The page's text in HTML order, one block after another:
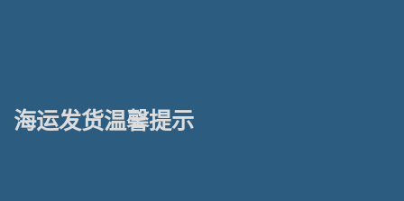
海运发货温馨提示